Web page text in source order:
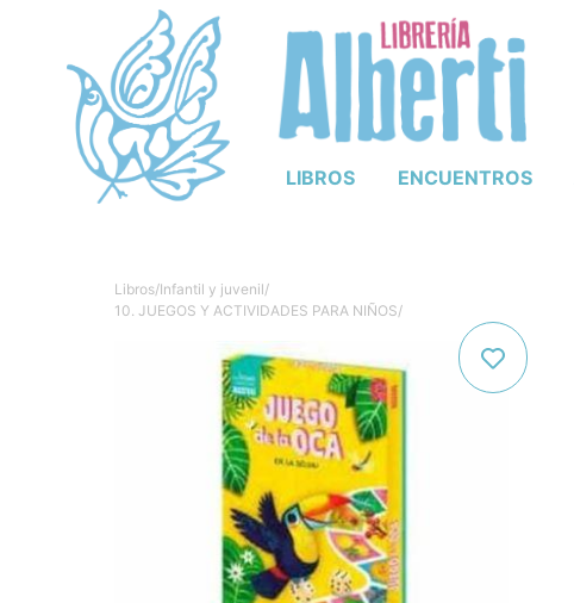
LIBROS ENCUENTROS
Libros/Infantil y juvenil/
10. JUEGOS Y ACTIVIDADES PARA NIÑOS/